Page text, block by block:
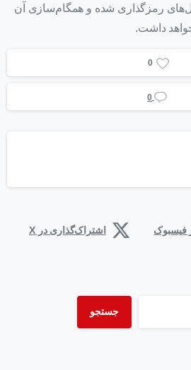
رمزگذاری شده و همگام‌سازی آن
0
0
فیسبوک اشتراک‌گذاری در X
جستجو